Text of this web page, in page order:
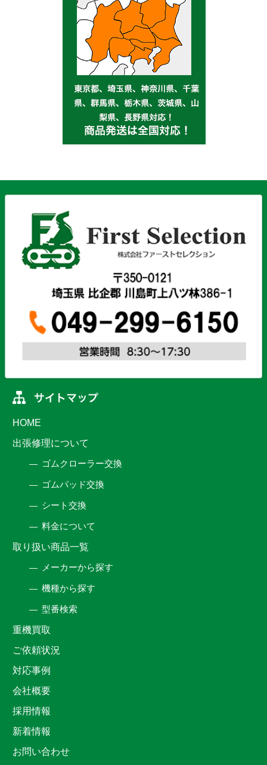
HOME
出張修理について
ゴムクローラー交換
ゴムパッド交換
シート交換
料金について
取り扱い商品一覧
メーカーから探す
機種から探す
型番検索
重機買取
ご依頼状況
対応事例
会社概要
採用情報
新着情報
お問い合わせ